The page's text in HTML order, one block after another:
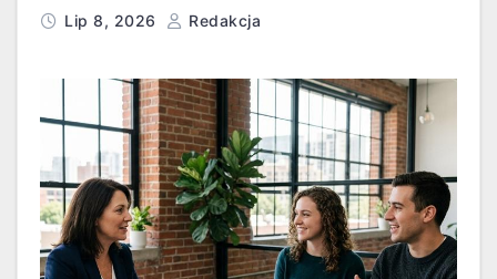
Lip 8, 2026 Redakcja